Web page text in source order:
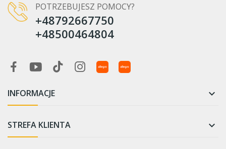
POTRZEBUJESZ POMOCY?
+48792667750
+48500464804
INFORMACJE 
STREFA KLIENTA 